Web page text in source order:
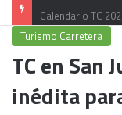
Calendario TC
Turismo Carretera
TC en San
inédita